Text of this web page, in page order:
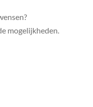
mogelijkheden.